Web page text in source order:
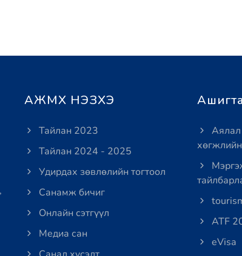
АЖМХ НЭЗХЭ
Тайлан 2023
Тайлан 2024 - 2025
Удирдах зөвлөлийн тогтоол
Санамж бичиг
Онлайн сэтгүүл
Медиа сан
ATF
eVisa